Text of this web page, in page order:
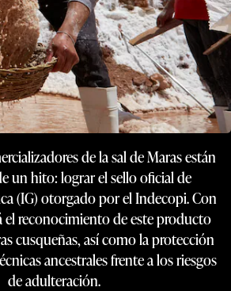
de la sal de Maras están
un hito: lograr el sello oficial de
(IG) otorgado por el Indecopi. Con
el reconocimiento de este producto
cusqueñas, así como la protección
ancestrales frente a los riesgos
de adulteración.